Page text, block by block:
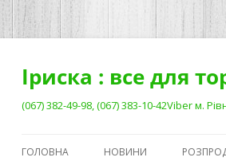
Перейти
Іриска : все для
(067) 382-49-98, (067) 383-10-42Viber м.
ГОЛОВНА НОВИНИ